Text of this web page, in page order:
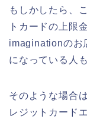
もしかしたら、
トカードの上限
imaginationのお
になっている人
そのような場合
レジットカード